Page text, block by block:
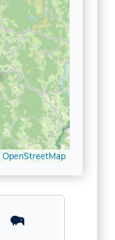
OpenStreetMap